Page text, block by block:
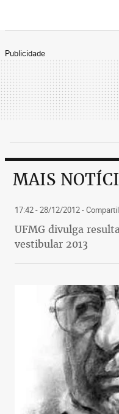
Publicidade
MAIS
17:42 - 28/12/2012-
UFMG divulga
vestibular 2013